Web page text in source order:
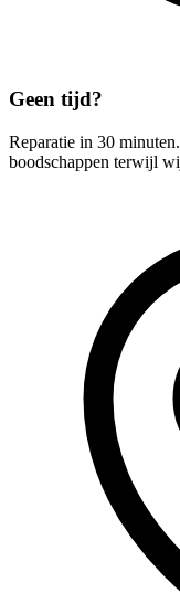
Geen tijd?
Reparatie in 30
boodschappen terwijl